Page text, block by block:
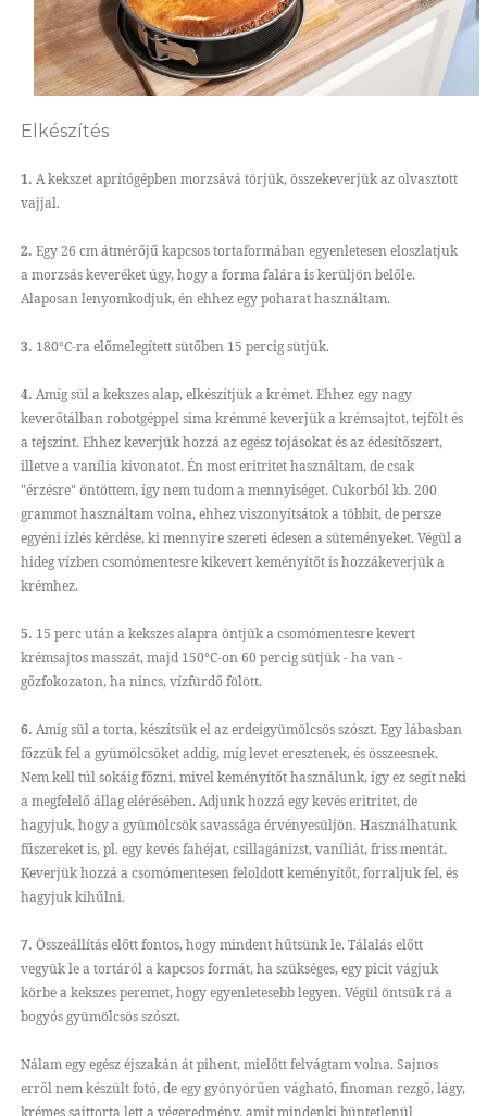
Elkészítés
1. A kekszet aprítógépben morzsává törjük, összekeverjük az olvasztott
vajjal.
2. Egy 26 cm átmérőjű kapcsos tortaformában egyenletesen eloszlatjuk
a morzsás keveréket úgy, hogy a forma falára is kerüljön belőle.
Alaposan lenyomkodjuk, én ehhez egy poharat használtam.
3. 180°C-ra előmelegített sütőben 15 percig sütjük.
4. Amíg sül a kekszes alap, elkészítjük a krémet. Ehhez egy nagy
keverőtálban robotgéppel sima krémmé keverjük a krémsajtot, tejfölt és
a tejszínt. Ehhez keverjük hozzá az egész tojásokat és az édesítőszert,
illetve a vanília kivonatot. Én most eritritet használtam, de csak
"érzésre" öntöttem, így nem tudom a mennyiséget. Cukorból kb. 200
grammot használtam volna, ehhez viszonyítsátok a többit, de persze
egyéni ízlés kérdése, ki mennyire szereti édesen a süteményeket. Végül a
hideg vízben csomómentesre kikevert keményítőt is hozzákeverjük a
krémhez.
5. 15 perc után a kekszes alapra öntjük a csomómentesre kevert
krémsajtos masszát, majd 150°C-on 60 percig sütjük - ha van -
gőzfokozaton, ha nincs, vízfürdő fölött.
6. Amíg sül a torta, készítsük el az erdeigyümölcsös szószt. Egy lábasban
főzzük fel a gyümölcsöket addig, míg levet eresztenek, és összeesnek.
Nem kell túl sokáig főzni, mivel keményítőt használunk, így ez segít neki
a megfelelő állag elérésében. Adjunk hozzá egy kevés eritritet, de
hagyjuk, hogy a gyümölcsök savassága érvényesüljön. Használhatunk
fűszereket is, pl. egy kevés fahéjat, csillagánizst, vaníliát, friss mentát.
Keverjük hozzá a csomómentesen feloldott keményítőt, forraljuk fel, és
hagyjuk kihűlni.
7. Összeállítás előtt fontos, hogy mindent hűtsünk le. Tálalás előtt
vegyük le a tortáról a kapcsos formát, ha szükséges, egy picit vágjuk
körbe a kekszes peremet, hogy egyenletesebb legyen. Végül öntsük rá a
bogyós gyümölcsös szószt.
Nálam egy egész éjszakán át pihent, mielőtt felvágtam volna. Sajnos
erről nem készült fotó, de egy gyönyörűen vágható, finoman rezgő, lágy,
krémes sajttorta lett a végeredmény, amit mindenki büntetlenül